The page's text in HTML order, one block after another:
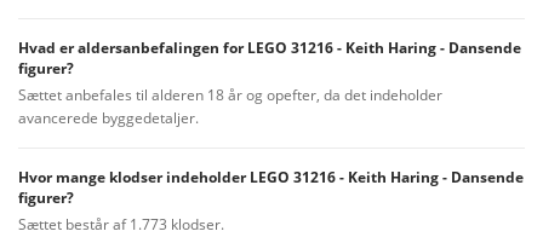
Hvad er aldersanbefalingen for LEGO 31216 - Keith Haring - Dansende
figurer?
Sættet anbefales til alderen 18 år og opefter, da det indeholder
avancerede byggedetaljer.
Hvor mange klodser indeholder LEGO 31216 - Keith Haring - Dansende
figurer?
Sættet består af 1.773 klodser.